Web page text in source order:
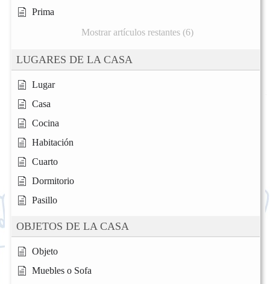
Prima
Mostrar artículos restantes (6)
LUGARES DE LA CASA
Lugar
Casa
Cocina
Habitación
Cuarto
Dormitorio
Pasillo
OBJETOS DE LA CASA
Objeto
Muebles o Sofa